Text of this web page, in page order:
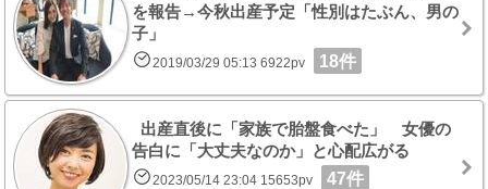
を報告→今秋出産予定「性別はたぶん、男の
子」
2019/03/29 05:13 6922pv 18件
出産直後に「家族で胎盤食べた」 女優の
告白に「大丈夫なのか」と心配広がる
2023/05/14 23:04 15653pv 47件